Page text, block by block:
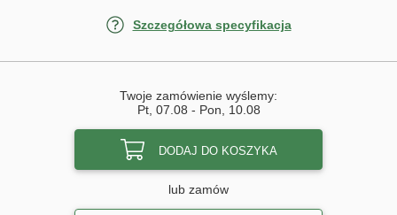
Szczegółowa specyfikacja
Twoje zamówienie wyślemy:
Pt, 07.08 - Pon, 10.08
DODAJ DO KOSZYKA
lub zamów